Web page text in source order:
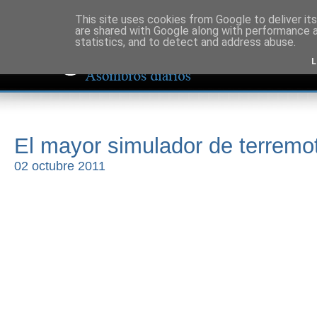
El mayor simulador de
02 octubre 2011
This site uses cookies from Google to deliver
are shared with Google along with
statistics, and to detect and address abuse.